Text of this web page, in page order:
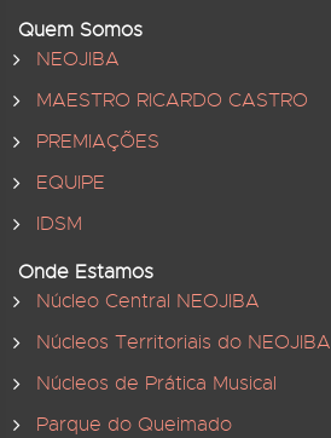
Quem Somos
NEOJIBA
MAESTRO RICARDO CASTRO
PREMIAÇÕES
EQUIPE
IDSM
Onde Estamos
Núcleo Central NEOJIBA
Núcleos Territoriais do NEOJIBA
Núcleos de Prática Musical
Parque do Queimado